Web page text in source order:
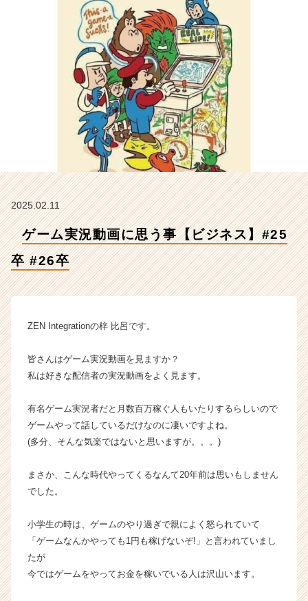
2
6
卒
【株
式
会
社
Z
E
N
n
r
a
の
ム
ラ
ン】
|
ャ
長
企
ら
2025.02.11
ゲーム実況動画に思う事【ビジネス】#25
卒 #26卒
ZEN Integrationの梓 比呂です。
皆さんはゲーム実況動画を見ますか？
私は好きな配信者の実況動画をよく見ます。
有名ゲーム実況者だと月数百万稼ぐ人もいたりするらしいので
ゲームやって話しているだけなのに凄いですよね。
(多分、そんな気楽ではないと思いますが。。。)
まさか、こんな時代やってくるなんて20年前は思いもしません
でした。
小学生の時は、ゲームのやり過ぎで親によく怒られていて
「ゲームなんかやっても1円も稼げないぞ!」と言われていまし
たが
今ではゲームをやってお金を稼いでいる人は沢山います。